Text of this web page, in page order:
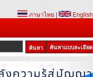
ภาษาไทย
English
ค้นหาแบบละเอียด